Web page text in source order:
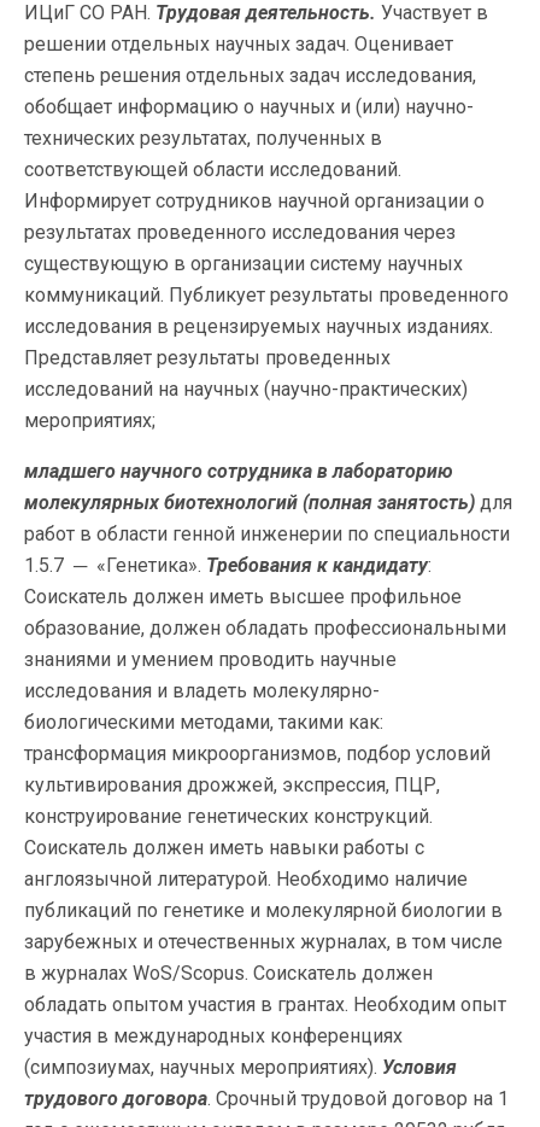
ИЦиГ СО РАН. Трудовая деятельность. Участвует в
решении отдельных научных задач. Оценивает
степень решения отдельных задач исследования,
обобщает информацию о научных и (или) научно-
технических результатах, полученных в
соответствующей области исследований.
Информирует сотрудников научной организации о
результатах проведенного исследования через
существующую в организации систему научных
коммуникаций. Публикует результаты проведенного
исследования в рецензируемых научных изданиях.
Представляет результаты проведенных
исследований на научных (научно-практических)
мероприятиях;
младшего научного сотрудника в лабораторию
молекулярных биотехнологий (полная занятость) для
работ в области генной инженерии по специальности
1.5.7 ─ «Генетика». Требования к кандидату:
Соискатель должен иметь высшее профильное
образование, должен обладать профессиональными
знаниями и умением проводить научные
исследования и владеть молекулярно-
биологическими методами, такими как:
трансформация микроорганизмов, подбор условий
культивирования дрожжей, экспрессия, ПЦР,
конструирование генетических конструкций.
Соискатель должен иметь навыки работы с
англоязычной литературой. Необходимо наличие
публикаций по генетике и молекулярной биологии в
зарубежных и отечественных журналах, в том числе
в журналах WoS/Scopus. Соискатель должен
обладать опытом участия в грантах. Необходим опыт
участия в международных конференциях
(симпозиумах, научных мероприятиях). Условия
трудового договора. Срочный трудовой договор на 1